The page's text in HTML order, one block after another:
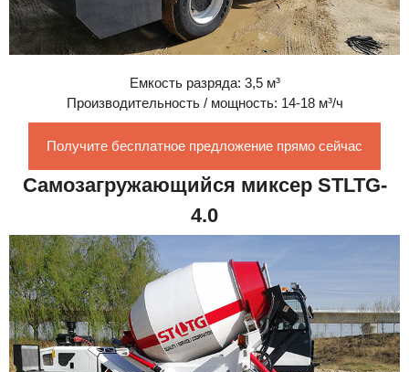
Емкость разряда: 3,5 м³
Производительность / мощность: 14-18 м³/ч
Получите бесплатное предложение прямо сейчас
Самозагружающийся миксер STLTG-
4.0